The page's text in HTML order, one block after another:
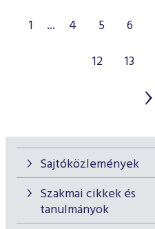
Sajtóközlemények
Szakmai cikkek és
tanulmányok
1 ... 4 5 6
12
13